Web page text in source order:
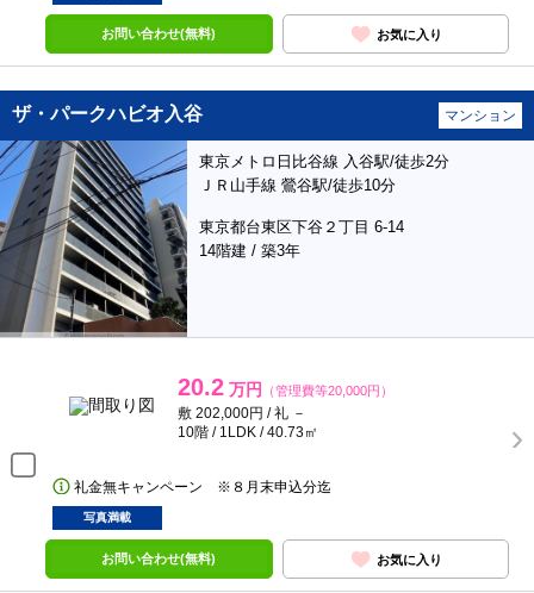
お問い合わせ(無料) お気に入り
ザ・パークハビオ入谷 マンション
東京メトロ日比谷線 入谷駅/徒歩2分
ＪＲ山手線 鶯谷駅/徒歩10分
東京都台東区下谷２丁目 6-14
14階建 / 築3年
20.2 万円 （管理費等20,000円）
敷 202,000円 / 礼 －
10階 / 1LDK / 40.73㎡
礼金無キャンペーン ※８月末申込分迄
写真満載
お問い合わせ(無料) お気に入り